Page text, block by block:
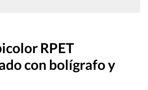
RPET
con bolígrafo y